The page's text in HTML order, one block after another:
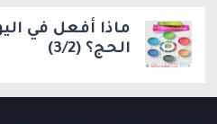
ماذا أفعل في
الحج؟ (3/2)